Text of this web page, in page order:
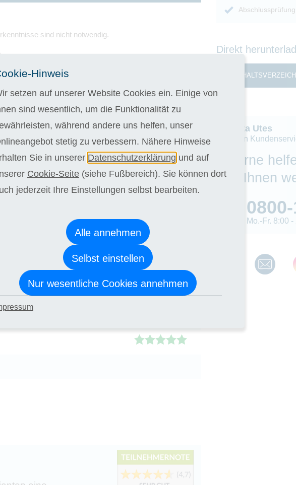
sind nicht notwendig.
kostenlos testen
bei einer wöchentlichen Bearbeitungszeit
Wir bieten Ihnen jedoch die Möglichkeit schneller oder
Die Regelstudienzeit kann bei langsamerem
36 Monate kostenlos überschritten werden.
Sie niemals alleine da. Vertrauen Sie auf eine
Betreuung durch unsere sympathischen Fachdozenten,
auf Ihre Bedürfnisse eingehen, sich Zeit für Sie nehmen
unterstützen. Profitieren Sie von flexiblen
und erleben Sie einen inspirierenden Austausch, der
abwechslungsreich und unvergesslich werden lässt.
Einsendeaufgaben: Laudius-Zeugnis
Abschlussarbeit: Laudius-Zertifikat
Direkt
Madita Utes
Leiterin
“Gerne
wir Ihnen
Mo.-Fr. 8:00
Hinweis
setzen auf unserer Website Cookies ein. Einige von
sind wesentlich, um die Funktionalität zu
während andere uns helfen, unser
stetig zu verbessern. Nähere Hinweise
Sie in unserer Datenschutzerklärung und auf
Cookie-Seite (siehe Fußbereich). Sie können dort
jederzeit Ihre Einstellungen selbst bearbeiten.
Alle annehmen
Selbst einstellen
Nur wesentliche Cookies annehmen